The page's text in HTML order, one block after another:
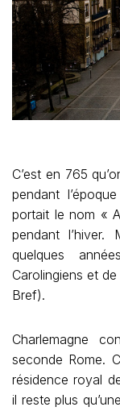
C’est en 765
pendant
portait le nom «
pendant l’hiver.
quelques
Carolingiens et
Bref).
Charlemagne
seconde Rome.
résidence royal
il reste plus